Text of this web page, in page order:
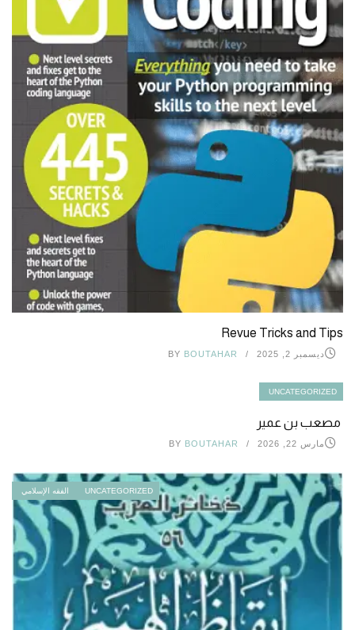
Revue Tricks and Tips
ديسمبر 2, 2025 BY BOUTAHAR
UNCATEGORIZED
مصعب بن عمير
مارس 22, 2026 BY BOUTAHAR
UNCATEGORIZED الفقه الإسلامي